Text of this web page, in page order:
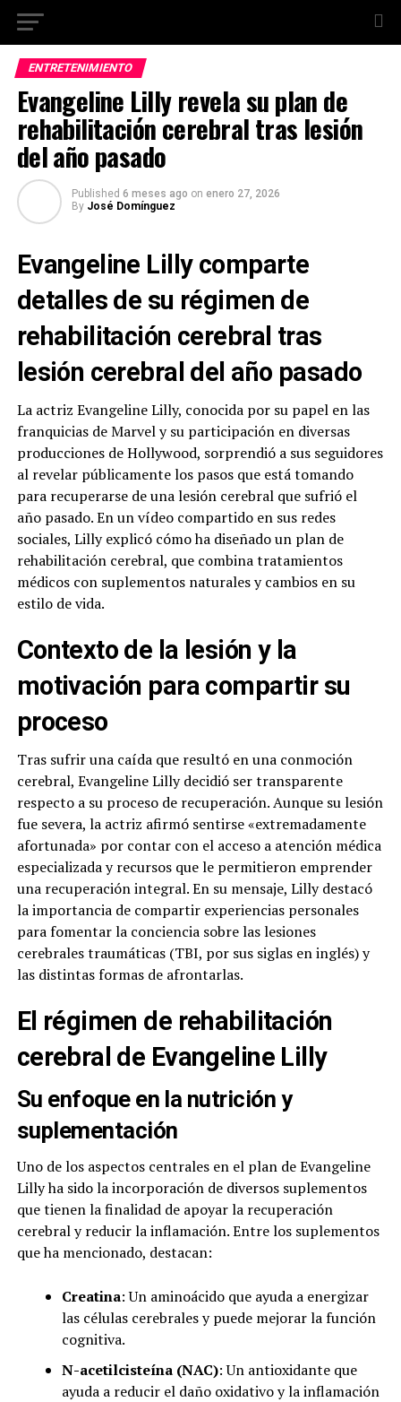
ENTRETENIMIENTO
Evangeline Lilly revela su plan de
rehabilitación cerebral tras lesión
del año pasado
Published 6 meses ago on enero 27, 2026
By José Domínguez
Evangeline Lilly comparte
detalles de su régimen de
rehabilitación cerebral tras
lesión cerebral del año pasado
La actriz Evangeline Lilly, conocida por su papel en las
franquicias de Marvel y su participación en diversas
producciones de Hollywood, sorprendió a sus seguidores
al revelar públicamente los pasos que está tomando
para recuperarse de una lesión cerebral que sufrió el
año pasado. En un vídeo compartido en sus redes
sociales, Lilly explicó cómo ha diseñado un plan de
rehabilitación cerebral, que combina tratamientos
médicos con suplementos naturales y cambios en su
estilo de vida.
Contexto de la lesión y la
motivación para compartir su
proceso
Tras sufrir una caída que resultó en una conmoción
cerebral, Evangeline Lilly decidió ser transparente
respecto a su proceso de recuperación. Aunque su lesión
fue severa, la actriz afirmó sentirse «extremadamente
afortunada» por contar con el acceso a atención médica
especializada y recursos que le permitieron emprender
una recuperación integral. En su mensaje, Lilly destacó
la importancia de compartir experiencias personales
para fomentar la conciencia sobre las lesiones
cerebrales traumáticas (TBI, por sus siglas en inglés) y
las distintas formas de afrontarlas.
El régimen de rehabilitación
cerebral de Evangeline Lilly
Su enfoque en la nutrición y
suplementación
Uno de los aspectos centrales en el plan de Evangeline
Lilly ha sido la incorporación de diversos suplementos
que tienen la finalidad de apoyar la recuperación
cerebral y reducir la inflamación. Entre los suplementos
que ha mencionado, destacan:
Creatina: Un aminoácido que ayuda a energizar
las células cerebrales y puede mejorar la función
cognitiva.
N-acetilcisteína (NAC): Un antioxidante que
ayuda a reducir el daño oxidativo y la inflamación